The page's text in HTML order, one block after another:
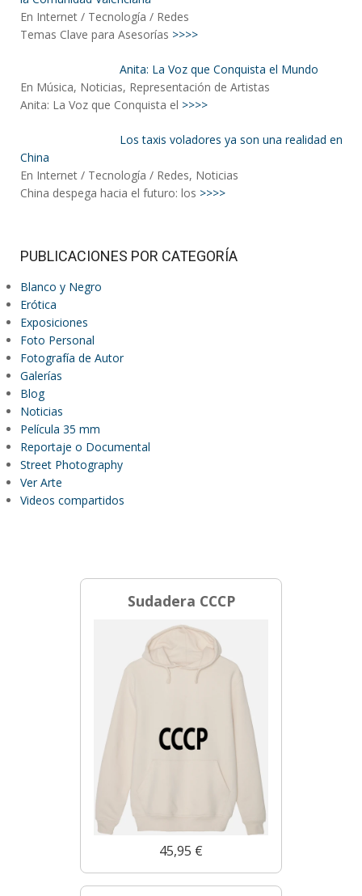
En Internet / Tecnología / Redes
Temas Clave para Asesorías >>>>
Anita: La Voz que Conquista el Mundo
En Música, Noticias, Representación de Artistas
Anita: La Voz que Conquista el >>>>
Los taxis voladores ya son una realidad en
China
En Internet / Tecnología / Redes, Noticias
China despega hacia el futuro: los >>>>
PUBLICACIONES POR CATEGORÍA
Blanco y Negro
Erótica
Exposiciones
Foto Personal
Fotografía de Autor
Galerías
Blog
Noticias
Película 35 mm
Reportaje o Documental
Street Photography
Ver Arte
Videos compartidos
Sudadera CCCP
45,95 €